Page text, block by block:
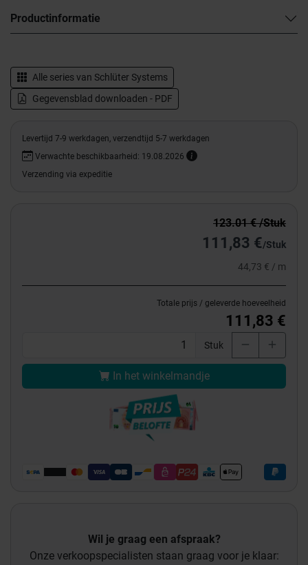
Productinformatie
Alle series van Schlüter Systems
Gegevensblad downloaden - PDF
Levertijd 7-9 werkdagen, verzendtijd 5-7 werkdagen
Verwachte beschikbaarheid: 19.08.2026
Verzending via expeditie
123.01 € /Stuk
111,83 €/Stuk
44,73 € / m
Totale prijs / geleverde hoeveelheid
111,83 €
Stuk
In het winkelmandje
Wil je graag een afspraak?
Onze verkoopspecialisten staan graag voor je klaar: